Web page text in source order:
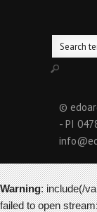
©
- PI
Warning: include(/
failed to open